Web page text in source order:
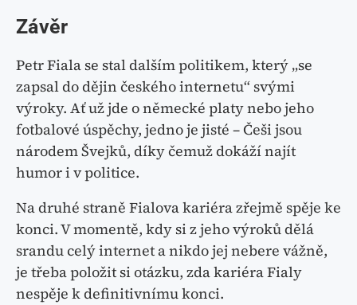
Závěr
Petr Fiala se stal dalším politikem, který „se
zapsal do dějin českého internetu“ svými
výroky. Ať už jde o německé platy nebo jeho
fotbalové úspěchy, jedno je jisté – Češi jsou
národem Švejků, díky čemuž dokáží najít
humor i v politice.
Na druhé straně Fialova kariéra zřejmě spěje ke
konci. V momentě, kdy si z jeho výroků dělá
srandu celý internet a nikdo jej nebere vážně,
je třeba položit si otázku, zda kariéra Fialy
nespěje k definitivnímu konci.